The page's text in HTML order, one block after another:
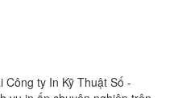
ty In Kỹ Thuật Số -